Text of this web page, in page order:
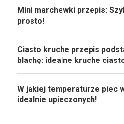
Mini marchewki przepis:
prosto!
Ciasto kruche przepis
blachę: idealne kruche
W jakiej temperaturze piec
idealnie upieczonych!